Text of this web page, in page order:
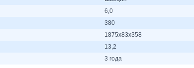
6,0
380
1875x83x358
13,2
3 года